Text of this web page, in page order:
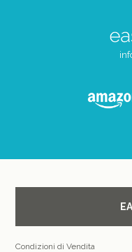
Condizioni di Vendita